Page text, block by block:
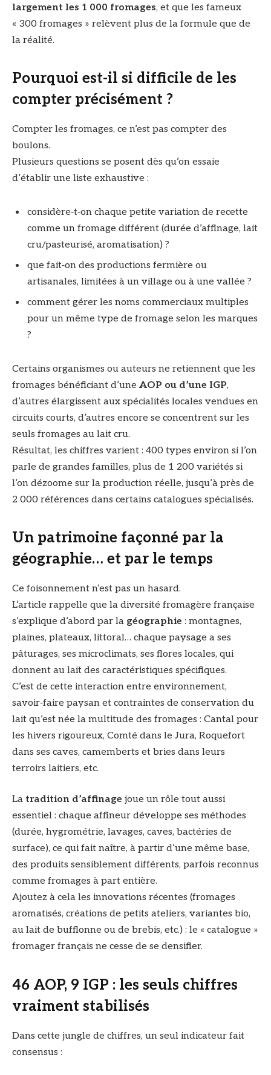
largement les 1 000 fromages, et que les fameux
« 300 fromages » relèvent plus de la formule que de
la réalité.
Pourquoi est-il si difficile de les
compter précisément ?
Compter les fromages, ce n’est pas compter des
boulons.
Plusieurs questions se posent dès qu’on essaie
d’établir une liste exhaustive :
considère‑t‑on chaque petite variation de recette
comme un fromage différent (durée d’affinage, lait
cru/pasteurisé, aromatisation) ?
que fait‑on des productions fermière ou
artisanales, limitées à un village ou à une vallée ?
comment gérer les noms commerciaux multiples
pour un même type de fromage selon les marques
?
Certains organismes ou auteurs ne retiennent que les
fromages bénéficiant d’une AOP ou d’une IGP,
d’autres élargissent aux spécialités locales vendues en
circuits courts, d’autres encore se concentrent sur les
seuls fromages au lait cru.
Résultat, les chiffres varient : 400 types environ si l’on
parle de grandes familles, plus de 1 200 variétés si
l’on dézoome sur la production réelle, jusqu’à près de
2 000 références dans certains catalogues spécialisés.
Un patrimoine façonné par la
géographie… et par le temps
Ce foisonnement n’est pas un hasard.
L’article rappelle que la diversité fromagère française
s’explique d’abord par la géographie : montagnes,
plaines, plateaux, littoral… chaque paysage a ses
pâturages, ses microclimats, ses flores locales, qui
donnent au lait des caractéristiques spécifiques.
C’est de cette interaction entre environnement,
savoir‑faire paysan et contraintes de conservation du
lait qu’est née la multitude des fromages : Cantal pour
les hivers rigoureux, Comté dans le Jura, Roquefort
dans ses caves, camemberts et bries dans leurs
terroirs laitiers, etc.
La tradition d’affinage joue un rôle tout aussi
essentiel : chaque affineur développe ses méthodes
(durée, hygrométrie, lavages, caves, bactéries de
surface), ce qui fait naître, à partir d’une même base,
des produits sensiblement différents, parfois reconnus
comme fromages à part entière.
Ajoutez à cela les innovations récentes (fromages
aromatisés, créations de petits ateliers, variantes bio,
au lait de bufflonne ou de brebis, etc.) : le « catalogue »
fromager français ne cesse de se densifier.
46 AOP, 9 IGP : les seuls chiffres
vraiment stabilisés
Dans cette jungle de chiffres, un seul indicateur fait
consensus :